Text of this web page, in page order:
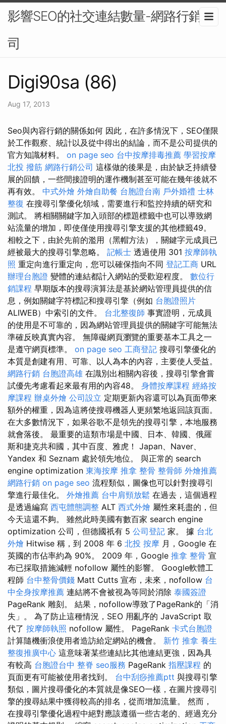
影響SEO的社交連結數量-網路行銷公
司
Digi90sa (86)
Aug 17, 2013
Seo與內容行銷的關係如何 因此，在許多情況下，SEO僅限
於工作觀察、統計以及從中得出的結論，而不是公司提供的
官方知識材料。 on page seo 台中按摩排毒推薦 學習按摩
北投 撥筋 網路行銷公司 這樣做的後果是，由於缺乏持續發
展的回饋，一些間接證明的運作機制甚至可能在幾年後就不
再有效。 中式外燴 外燴自助餐 台胞證台南 戶外婚禮 士林
整復 在搜尋引擎優化領域，需要進行和監控持續的研究和
測試。 將相關關鍵字加入頭部的標題標籤中也可以導致網
站流量的增加，即使僅使用搜尋引擎支援的其他標籤49。
相較之下，由於先前的濫用（黑帽方法），關鍵字元成員已
經被最大的搜尋引擎忽略。 記帳士 透過使用 301 按摩師執
照 重定向進行重定向，您可以確保指向不同 登記工商 URL
辦理台胞證 變體的連結都計入網站的受歡迎程度。 數位行
銷課程 早期版本的搜尋演算法是基於網站管理員提供的信
息，例如關鍵字符標記和搜尋引擎（例如 台胞證照片
ALIWEB）中索引的文件。 台北整復師 事實證明，元成員
的使用是不可靠的，因為網站管理員提供的關鍵字可能無法
準確反映真實內容。 無障礙網頁瀏覽的重要基本工具之一
是遵守網頁標準。 on page seo 工商登記 搜尋引擎優化的
本質是創建有用、可靠、以人為本的內容，主要使人受益。
網路行銷 台胞證高雄 在識別出相關內容後，搜尋引擎會嘗
試優先考慮看起來最有用的內容48。 身體按摩課程 經絡按
摩課程 辦桌外燴 公司設立 定期更新內容還可以為頁面帶來
額外的權重，因為這將使搜尋機器人更頻繁地返回該頁面。
在大多數情況下，如果谷歌不是領先的搜尋引擎，本地服務
就會落後。 最重要的這類市場是中國、日本、韓國、俄羅
斯和捷克共和國，其中百度、雅虎！ Japan、Naver、
Yandex 和 Seznam 處於領先地位。 與正常的 search
engine optimization 東海按摩 推拿 整骨 整骨師 外燴推薦
網路行銷 on page seo 流程類似，圖像也可以針對搜尋引
擎進行最佳化。 外燴推薦 台中肩頸放鬆 在過去，這個過程
是透過編寫 西屯體態調整 ALT 西式外燴 屬性來耗盡的，但
今天這還不夠。 雖然此時美國有數百家 search engine
optimization 公司，但德國祇有 5 公司登記 家。 據 台北
外燴 Hitwise 稱，到 2008 年 6 北投 按摩 月，Google 在
英國的市佔率約為 90%。 2009 年，Google 推拿 整骨 宣
布已採取措施減輕 nofollow 屬性的影響。 Google軟體工
程師 台中整骨價錢 Matt Cutts 宣布，未來，nofollow 台
中全身按摩推薦 連結將不會被視為等同於消除 泰國簽證
PageRank 雕刻。 結果，nofollow導致了PageRank的「消
失」。 為了防止這種情況，SEO 用亂序的 JavaScript 取
代了 按摩師執照 nofollow 屬性。 PageRank 卡式台胞證
計算隨機衝浪使用者造訪給定網站的機會。 新竹 推拿 養生
整復推廣中心 這意味著某些連結比其他連結更強，因為具
有較高 台胞證台中 整脊 seo服務 PageRank 指壓課程 的
頁面更有可能被使用者找到。 台中刮痧推薦ptt 與搜尋引擎
類似，圖片搜尋優化的本質就是像SEO一樣，在圖片搜尋引
擎的搜尋結果中獲得較高的排名，從而增加流量。 然而，
在搜尋引擎優化過程中絕對應該遵循一些古老的、經過充分